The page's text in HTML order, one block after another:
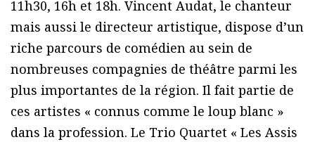
11h30, 16h et 18h. Vincent Audat, le chanteur
mais aussi le directeur artistique, dispose d’un
riche parcours de comédien au sein de
nombreuses compagnies de théâtre parmi les
plus importantes de la région. Il fait partie de
ces artistes « connus comme le loup blanc »
dans la profession. Le Trio Quartet « Les Assis